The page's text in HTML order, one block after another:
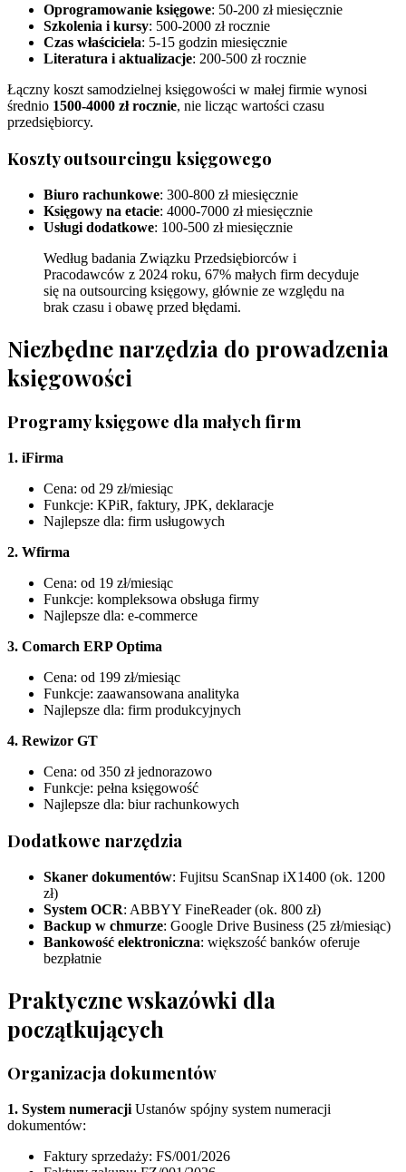
Oprogramowanie księgowe: 50-200 zł miesięcznie
Szkolenia i kursy: 500-2000 zł rocznie
Czas właściciela: 5-15 godzin miesięcznie
Literatura i aktualizacje: 200-500 zł rocznie
Łączny koszt samodzielnej księgowości w małej firmie wynosi
średnio 1500-4000 zł rocznie, nie licząc wartości czasu
przedsiębiorcy.
Koszty outsourcingu księgowego
Biuro rachunkowe: 300-800 zł miesięcznie
Księgowy na etacie: 4000-7000 zł miesięcznie
Usługi dodatkowe: 100-500 zł miesięcznie
Według badania Związku Przedsiębiorców i
Pracodawców z 2024 roku, 67% małych firm decyduje
się na outsourcing księgowy, głównie ze względu na
brak czasu i obawę przed błędami.
Niezbędne narzędzia do prowadzenia
księgowości
Programy księgowe dla małych firm
1. iFirma
Cena: od 29 zł/miesiąc
Funkcje: KPiR, faktury, JPK, deklaracje
Najlepsze dla: firm usługowych
2. Wfirma
Cena: od 19 zł/miesiąc
Funkcje: kompleksowa obsługa firmy
Najlepsze dla: e-commerce
3. Comarch ERP Optima
Cena: od 199 zł/miesiąc
Funkcje: zaawansowana analityka
Najlepsze dla: firm produkcyjnych
4. Rewizor GT
Cena: od 350 zł jednorazowo
Funkcje: pełna księgowość
Najlepsze dla: biur rachunkowych
Dodatkowe narzędzia
Skaner dokumentów: Fujitsu ScanSnap iX1400 (ok. 1200
zł)
System OCR: ABBYY FineReader (ok. 800 zł)
Backup w chmurze: Google Drive Business (25 zł/miesiąc)
Bankowość elektroniczna: większość banków oferuje
bezpłatnie
Praktyczne wskazówki dla
początkujących
Organizacja dokumentów
1. System numeracji Ustanów spójny system numeracji
dokumentów:
Faktury sprzedaży: FS/001/2026